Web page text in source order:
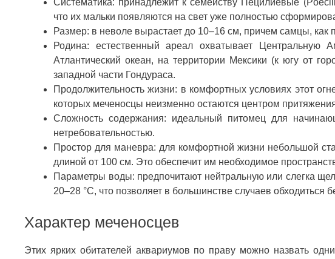
Систематика: принадлежит к семейству Пецилиевые
что их мальки появляются на свет уже полностью
Размер: в неволе вырастает до 10–16 см, причем самцы, как
Родина: естественный ареал охватывает
Атлантический океан, на территории Мексики (к югу от
западной части Гондураса.
Продолжительность жизни: в комфортных условиях этот
которых меченосцы неизменно остаются центром
Сложность содержания: идеальный питомец для
нетребовательностью.
Простор для маневра: для комфортной жизни небольшой
длиной от 100 см. Это обеспечит им необходимое
Параметры воды: предпочитают нейтральную или слегка
20–28 °C, что позволяет в большинстве случаев обходиться
Характер меченосцев
Этих ярких обитателей аквариумов по праву можно назвать